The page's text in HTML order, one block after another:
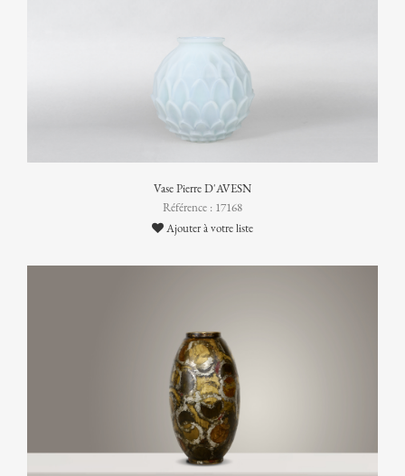
Vase Pierre D'AVESN
Référence : 17168
Ajouter à votre liste